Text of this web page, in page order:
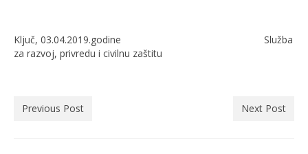
Ključ, 03.04.2019.godine Služba
za razvoj, privredu i civilnu zaštitu
Previous Post Next Post